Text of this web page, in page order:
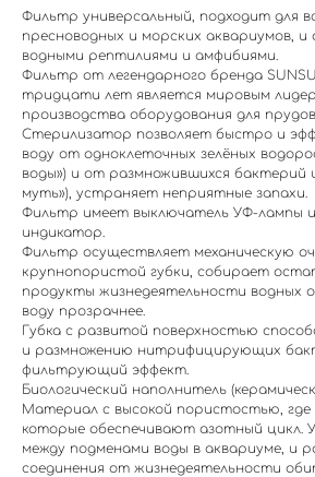
Фильтр универсальный, подходит для
пресноводных и морских аквариумов,
водными рептилиями и амфибиями.
Фильтр от легендарного бренда
тридцати лет является мировым
производства оборудования для
Стерилизатор позволяет быстро и
воду от одноклеточных зелёных
воды») и от размножившихся бактерий
муть»), устраняет неприятные запахи.
Фильтр имеет выключатель УФ-лампы
индикатор.
Фильтр осуществляет механическую
крупнопористой губки, собирает
продукты жизнедеятельности водных
воду прозрачнее.
Губка с развитой поверхностью
и размножению нитрифицирующих
фильтрующий эффект.
Биологический наполнитель
Материал с высокой пористостью, где
которые обеспечивают азотный цикл.
между подменами воды в аквариуме, и
соединения от жизнедеятельности